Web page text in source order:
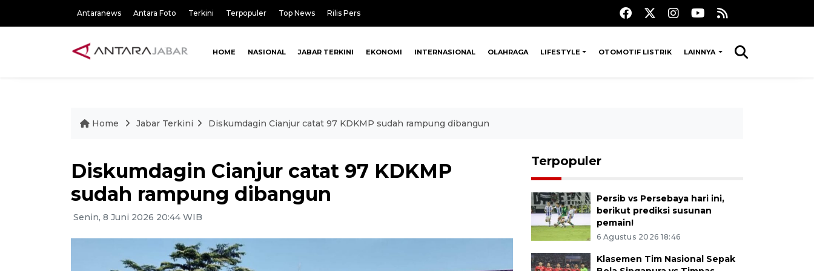
Antaranews Antara Foto Terkini Terpopuler Top News Rilis Pers
HOME NASIONAL JABAR TERKINI EKONOMI INTERNASIONAL OLAHRAGA LIFESTYLE OTOMOTIF LISTRIK LAINNYA
Home Jabar Terkini Diskumdagin Cianjur catat 97 KDKMP sudah rampung dibangun
Diskumdagin Cianjur catat 97 KDKMP
sudah rampung dibangun
Senin, 8 Juni 2026 20:44 WIB
Terpopuler
Persib vs Persebaya hari ini,
berikut prediksi susunan
pemain!
6 Agustus 2026 18:46
Klasemen Tim Nasional Sepak